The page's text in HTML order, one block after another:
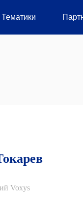
Тематики
Тематики
Voxys